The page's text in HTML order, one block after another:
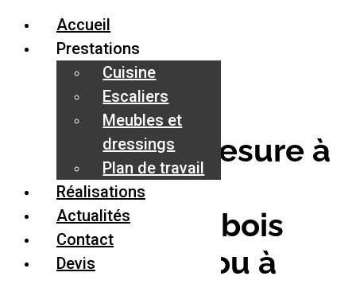
Escalier sur mesure à
Perpignan : la
modernité du bois
alliée à l’inox ou à
Accueil
Prestations
Cuisine
Escaliers
Meubles et
dressings
Plan de travail
Réalisations
Actualités
Contact
Devis